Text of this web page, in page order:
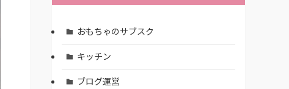
おもちゃのサブスク
キッチン
ブログ運営